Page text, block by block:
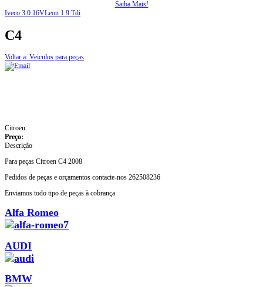
Saiba Mais!
Iveco 3.0 16VLeon 1.9 Tdi
C4
Voltar a: Veiculos para peças
Citroen
Preço:
Descrição
Para peças Citroen C4 2008
Pedidos de peças e orçamentos contacte-nos 262508236
Enviamos todo tipo de peças à cobrança
Alfa Romeo
AUDI
BMW